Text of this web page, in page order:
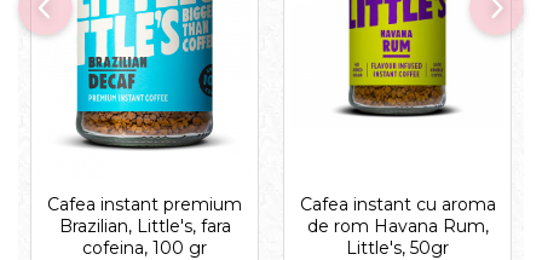
Cafea instant premium
Brazilian, Little's, fara
cofeina, 100 gr
Cafea instant cu aroma
de rom Havana Rum,
Little's, 50gr